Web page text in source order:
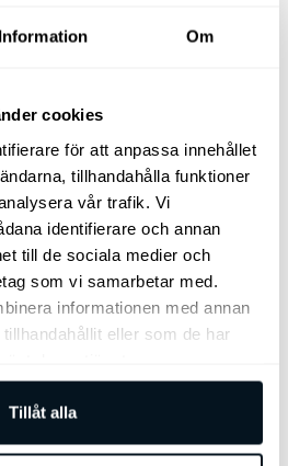
Information Om
cookies
för att anpassa innehållet
tillhandahålla funktioner
vår trafik. Vi
identifierare och annan
till de sociala medier och
som vi samarbetar med.
informationen med annan
eller som de har
Tillåt alla
(DC-laddning)
(PCA)
utfällbara
detaljer
(RSPA 2.0)
Klädsel
Stämningsbelysning
360°-vy
(Qi)
powerbank”
Klädsel- konstläder